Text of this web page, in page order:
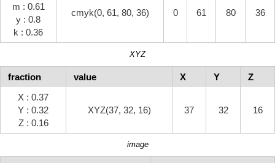
m : 0.61
y : 0.8
k : 0.36
cmyk(0, 61, 80, 36) 0 61 80 36
XYZ
fraction value X Y
Z
X : 0.37
Y : 0.32
Z : 0.16
XYZ(37, 32, 16) 37 32 16
image